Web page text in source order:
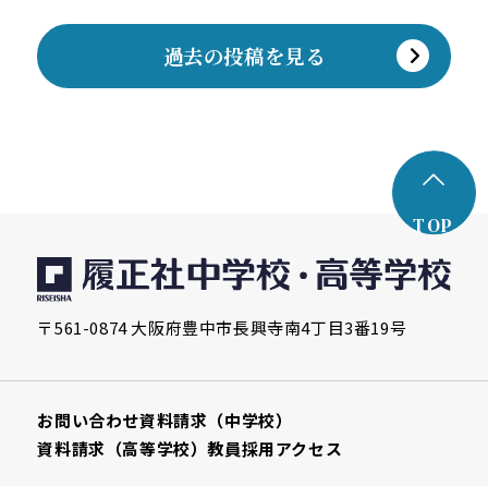
過去の投稿を見る
TOP
〒561-0874 大阪府豊中市長興寺南4丁目3番19号
お問い合わせ資料請求（中学校）
資料請求（高等学校）教員採用アクセス